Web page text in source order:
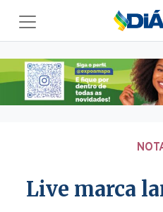
Live marca